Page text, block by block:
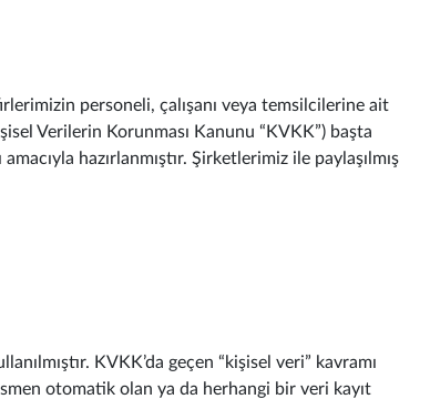
personeli, çalışanı veya temsilcilerine ait
Verilerin Korunması Kanunu “KVKK”) başta
hazırlanmıştır. Şirketlerimiz ile paylaşılmış
KVKK’da geçen “kişisel veri” kavramı
otomatik olan ya da herhangi bir veri kayıt